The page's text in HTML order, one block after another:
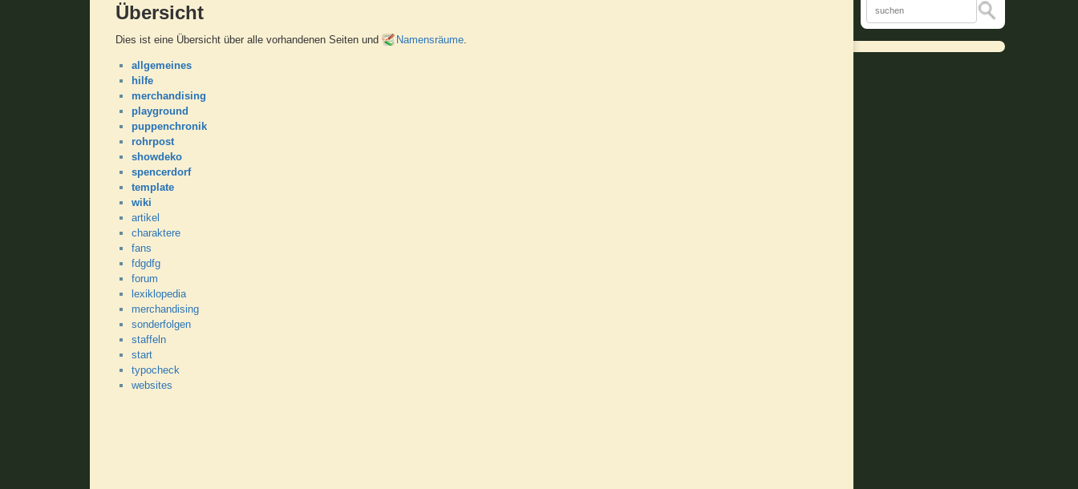
Übersicht
Dies ist eine Übersicht über alle vorhandenen Seiten und Namensräume
allgemeines
hilfe
merchandising
playground
puppenchronik
rohrpost
showdeko
spencerdorf
template
wiki
artikel
charaktere
fans
fdgdfg
forum
lexiklopedia
merchandising
sonderfolgen
staffeln
start
typocheck
websites